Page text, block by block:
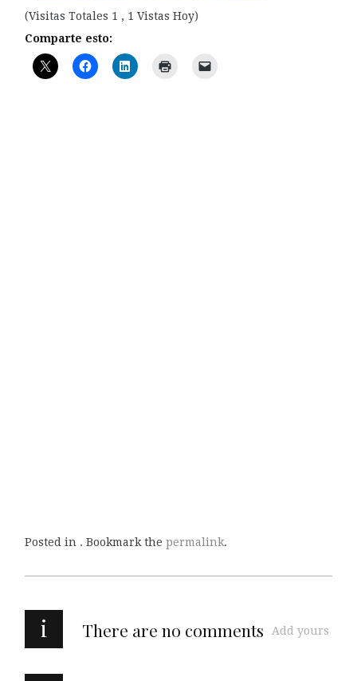
(Visitas Totales 1 , 1 Vistas Hoy)
Comparte esto:
Posted in . Bookmark the permalink.
i There are no comments Add yours